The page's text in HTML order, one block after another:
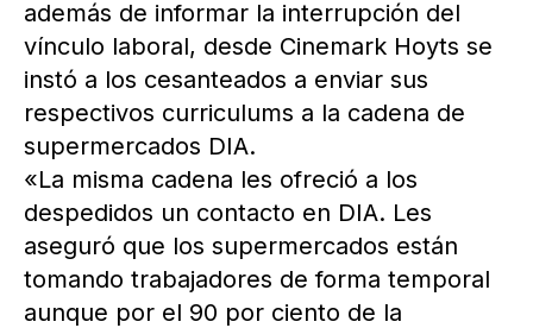
además de informar la interrupción del
vínculo laboral, desde Cinemark Hoyts se
instó a los cesanteados a enviar sus
respectivos curriculums a la cadena de
supermercados DIA.
«La misma cadena les ofreció a los
despedidos un contacto en DIA. Les
aseguró que los supermercados están
tomando trabajadores de forma temporal
aunque por el 90 por ciento de la